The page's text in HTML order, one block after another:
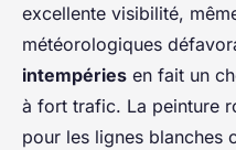
excellente visibilité,
météorologiques
intempéries en fait un
à fort trafic. La peinture
pour les lignes blanches